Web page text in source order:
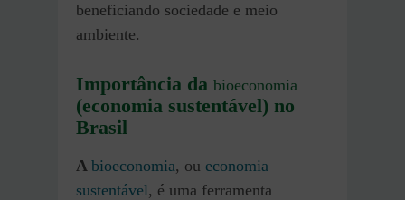
beneficiando sociedade e meio
ambiente.
Importância da bioeconomia
(economia sustentável) no
Brasil
A bioeconomia, ou economia
sustentável, é uma ferramenta